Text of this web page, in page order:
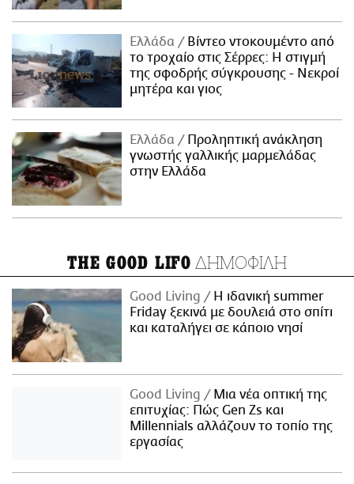
Ελλάδα
Βίντεο ντοκουμέντο από
το τροχαίο στις Σέρρες: Η στιγμή
της σφοδρής σύγκρουσης - Νεκροί
μητέρα και γιος
Ελλάδα
Προληπτική ανάκληση
γνωστής γαλλικής μαρμελάδας
στην Ελλάδα
THE GOOD LIFO ΔΗΜΟΦΙΛΗ
Good Living
Η ιδανική summer
Friday ξεκινά με δουλειά στο σπίτι
και καταλήγει σε κάποιο νησί
Good Living
Μια νέα οπτική της
επιτυχίας: Πώς Gen Zs και
Millennials αλλάζουν το τοπίο της
εργασίας